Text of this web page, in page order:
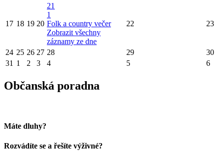
17 18 19 20
21
1
Folk a country večer
Zobrazit všechny
záznamy ze dne
22 23
24 25 26 27 28 29
30
31 1 2 3 4 5 6
Občanská poradna
Máte dluhy?
Rozvádíte se a řešíte výživné?